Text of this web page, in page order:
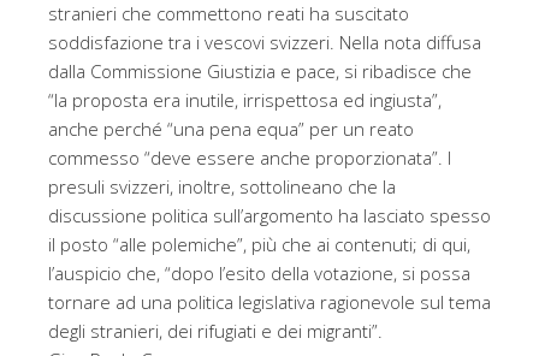
stranieri che commettono reati ha suscitato
soddisfazione tra i vescovi svizzeri. Nella nota diffusa
dalla Commissione Giustizia e pace, si ribadisce che
“la proposta era inutile, irrispettosa ed ingiusta”,
anche perché “una pena equa” per un reato
commesso “deve essere anche proporzionata”. I
presuli svizzeri, inoltre, sottolineano che la
discussione politica sull’argomento ha lasciato spesso
il posto “alle polemiche”, più che ai contenuti; di qui,
l’auspicio che, “dopo l’esito della votazione, si possa
tornare ad una politica legislativa ragionevole sul tema
degli stranieri, dei rifugiati e dei migranti”.